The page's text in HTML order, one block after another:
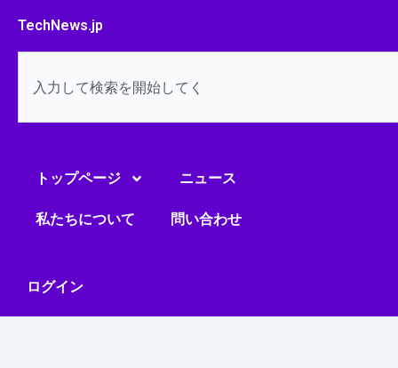
TechNews.jp
トップページ ニュース
私たちについて 問い合わせ
ログイン